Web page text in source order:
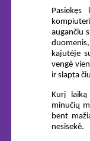
augančiu
kajutėje
vengė
ir slapta
Kurį
minučių
bent
nesisekė.